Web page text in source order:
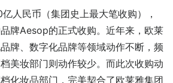
人民币（集团史上最大笔收购），
牌Aesop的正式收购。近年来，欧莱
牌、数字化品牌等领域动作不断，频
美妆部门则动作较少。而此次收购动
化妆品部门，完美契合了欧莱雅集团